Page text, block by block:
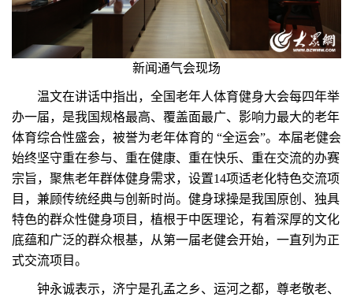
新闻通气会现场
温文在讲话中指出，全国老年人体育健身大会每四年举
办一届，是我国规格最高、覆盖面最广、影响力最大的老年
体育综合性盛会，被誉为老年体育的 “全运会”。本届老健会
始终坚守重在参与、重在健康、重在快乐、重在交流的办赛
宗旨，聚焦老年群体健身需求，设置14项适老化特色交流项
目，兼顾传统经典与创新时尚。健身球操是我国原创、独具
特色的群众性健身项目，植根于中医理论，有着深厚的文化
底蕴和广泛的群众根基，从第一届老健会开始，一直列为正
式交流项目。
钟永诚表示，济宁是孔孟之乡、运河之都，尊老敬老、